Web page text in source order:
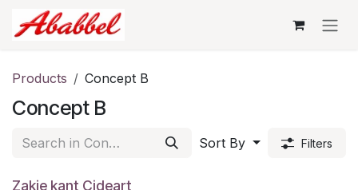
Skip to Content
Products Concept B
Concept B
Sort By Filters
Zakje kant Cideart